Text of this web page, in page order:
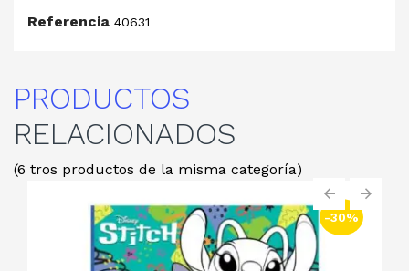
Referencia 40631
PRODUCTOS
RELACIONADOS
(6 tros productos de la misma categoría)
-30%
‹